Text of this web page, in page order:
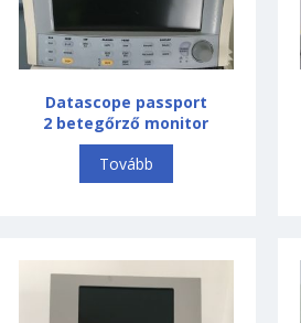
Datascope passport
2 betegőrző monitor
Tovább